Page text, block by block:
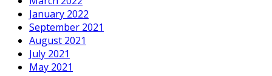
January 2022
September 2021
August 2021
July 2021
May 2021